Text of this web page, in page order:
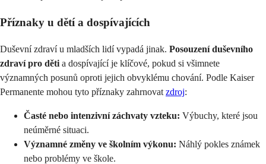
Příznaky u dětí a dospívajících
Duševní zdraví u mladších lidí vypadá jinak. Posouzení duševního
zdraví pro děti a dospívající je klíčové, pokud si všimnete
významných posunů oproti jejich obvyklému chování. Podle Kaiser
Permanente mohou tyto příznaky zahrnovat zdroj:
Časté nebo intenzivní záchvaty vzteku: Výbuchy, které jsou
neúměrné situaci.
Významné změny ve školním výkonu: Náhlý pokles známek
nebo problémy ve škole.